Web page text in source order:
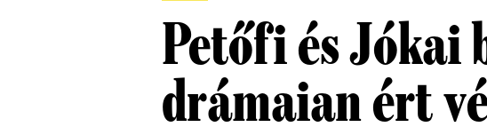
Petőfi és Jókai
drámaian ért